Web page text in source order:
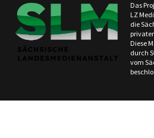
Das
LZ
die
Diese
durch
vom